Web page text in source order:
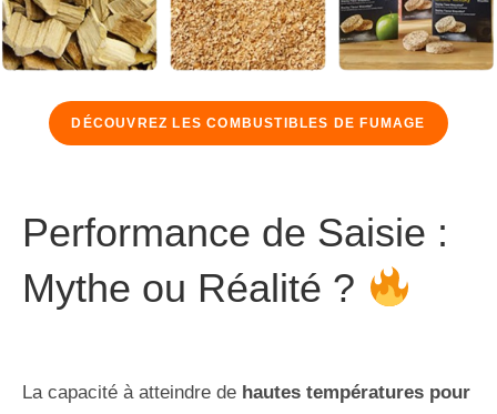
DÉCOUVREZ LES COMBUSTIBLES DE FUMAGE
Performance de Saisie :
Mythe ou Réalité ?
La capacité à atteindre de hautes températures pour